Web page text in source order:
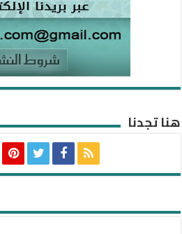
هنا تجدنا